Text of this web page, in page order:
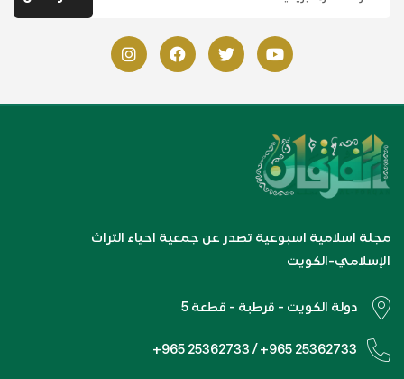
مجلة اسلامية اسبوعية تصدر عن جمعية احياء التراث
الإسلامي-الكويت
دولة الكويت - قرطبة - قطعة 5
+965 25362733 / +965 25362733